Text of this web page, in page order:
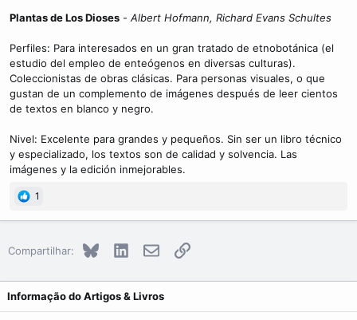
Plantas de Los Dioses - Albert Hofmann, Richard Evans Schultes
Perfiles: Para interesados en un gran tratado de etnobotánica (el
estudio del empleo de enteógenos en diversas culturas).
Coleccionistas de obras clásicas. Para personas visuales, o que
gustan de un complemento de imágenes después de leer cientos
de textos en blanco y negro.
Nivel: Excelente para grandes y pequeños. Sin ser un libro técnico
y especializado, los textos son de calidad y solvencia. Las
imágenes y la edición inmejorables.
1
Compartilhar: Bluesky LinkedInE-mailLink
Informação do Artigos & Livros